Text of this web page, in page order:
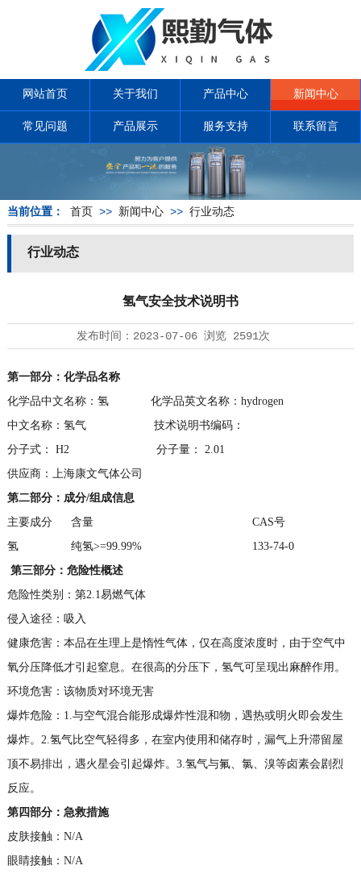
网站首页 关于我们 产品中心 新闻中心
常见问题 产品展示 服务支持 联系留言
当前位置： 首页 >> 新闻中心>> 行业动态
行业动态
氢气安全技术说明书
发布时间： 2023-07-06浏览 2591次
第一部分：化学品名称
化学品中文名称：氢 化学品英文名称：hydrogen
中文名称：氢气 技术说明书编码：
分子式： H2 分子量： 2.01
供应商：上海康文气体公司
第二部分：成分/组成信息
主要成分
含量
CAS号
氢
纯氢>=99.99%
133-74-0
第三部分：危险性概述
危险性类别：第2.1易燃气体
侵入途径：吸入
健康危害：本品在生理上是惰性气体，仅在高度浓度时，由于空气中
氧分压降低才引起窒息。在很高的分压下，氢气可呈现出麻醉作用。
环境危害：该物质对环境无害
爆炸危险：1.与空气混合能形成爆炸性混和物，遇热或明火即会发生
爆炸。2.氢气比空气轻得多，在室内使用和储存时，漏气上升滞留屋
顶不易排出，遇火星会引起爆炸。3.氢气与氟、氯、溴等卤素会剧烈
反应。
第四部分：急救措施
皮肤接触：N/A
眼睛接触：N/A